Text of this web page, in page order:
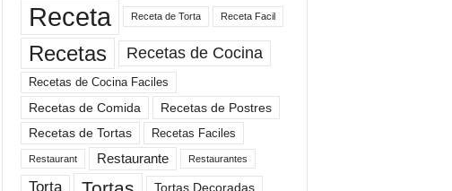
Receta Receta de Torta Receta Facil
Recetas Recetas de Cocina
Recetas de Cocina Faciles
Recetas de Comida
Recetas de Postres
Recetas de Tortas
Recetas Faciles
Restaurant Restaurante Restaurantes
Torta Tortas Decoradas